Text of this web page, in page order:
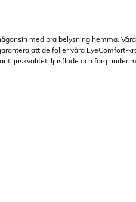
med bra belysning hemma.
att de följer våra EyeComfort-
ljuskvalitet, ljusflöde och färg under